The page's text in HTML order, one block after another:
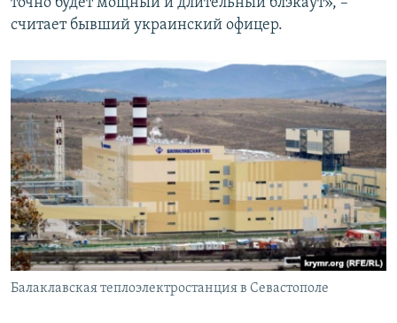
считает бывший украинский офицер.
Балаклавская теплоэлектростанция в Севастополе